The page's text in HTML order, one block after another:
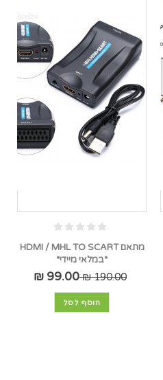
מתאם HDMI / MHL TO SCART
*במלאי מיידי*
190.00 ₪
99.00 ₪
הוסף לסל